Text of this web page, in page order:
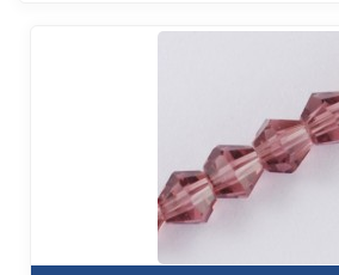
- DIY Projecten: Perfect voor
- Combineren: Mix en match verschillende
tevreden zijn met je aankoop, neem dan